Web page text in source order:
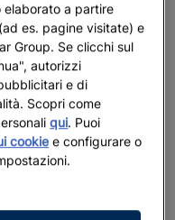
elaborato a partire
es. pagine visitate) e
Group. Se clicchi sul
autorizzi
e di
Scopri come
qui. Puoi
cookie e configurare o